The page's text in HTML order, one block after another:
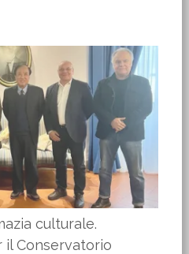
culturale.
il Conservatorio